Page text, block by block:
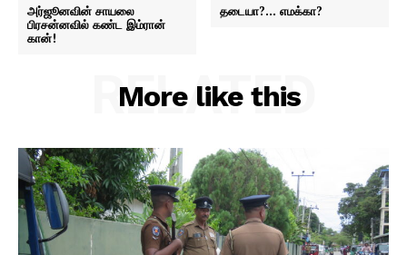
அர்ஜூனவின் சாயலை
பிரசன்னவில் கண்ட இம்ரான்
கான்!
தடையா?… எமக்கா?
More like this
RELATED